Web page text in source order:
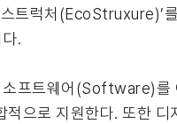
트럭처
.
프트웨어(Software)를
으로 지원한다. 또한